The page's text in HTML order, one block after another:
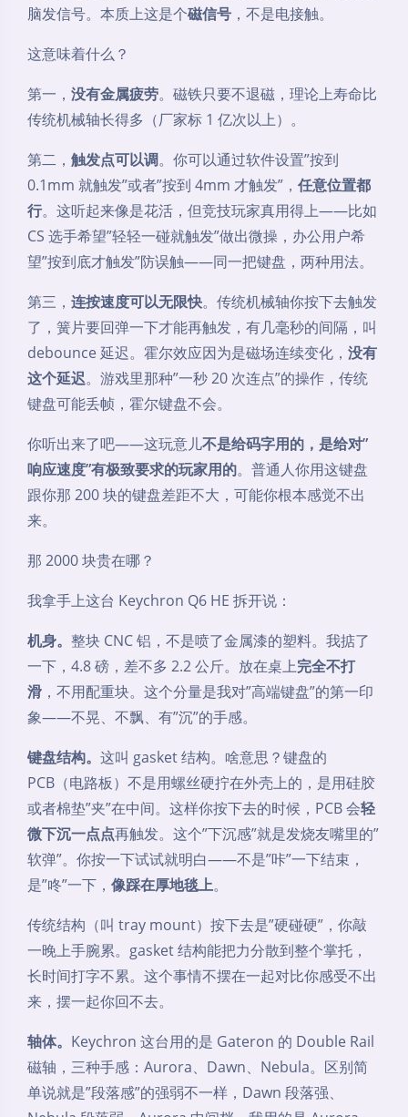
脑发信号。本质上这是个磁信号 ，不是电接触。
这意味着什么？
第一， 没有金属疲劳。磁铁只要不退磁，理论上寿命比
传统机械轴长得多（厂家标 1 亿次以上）。
第二， 触发点可以调。你可以通过软件设置”按到
0.1mm 就触发”或者”按到 4mm 才触发”， 任意位置都
行。这听起来像是花活，但竞技玩家真用得上——比如
CS 选手希望”轻轻一碰就触发”做出微操，办公用户希
望”按到底才触发”防误触——同一把键盘，两种用法。
第三， 连按速度可以无限快。传统机械轴你按下去触发
了，簧片要回弹一下才能再触发，有几毫秒的间隔，叫
debounce 延迟。霍尔效应因为是磁场连续变化， 没有
这个延迟。游戏里那种”一秒 20 次连点”的操作，传统
键盘可能丢帧，霍尔键盘不会。
你听出来了吧——这玩意儿不是给码字用的，是给对”
响应速度”有极致要求的玩家用的。普通人你用这键盘
跟你那 200 块的键盘差距不大，可能你根本感觉不出
来。
那 2000 块贵在哪？
我拿手上这台 Keychron Q6 HE 拆开说：
机身。 整块 CNC 铝，不是喷了金属漆的塑料。我掂了
一下，4.8 磅，差不多 2.2 公斤。放在桌上完全不打
滑 ，不用配重块。这个分量是我对”高端键盘”的第一印
象——不晃、不飘、有”沉”的手感。
键盘结构。 这叫 gasket 结构。啥意思？键盘的
PCB（电路板）不是用螺丝硬拧在外壳上的，是用硅胶
或者棉垫”夹”在中间。这样你按下去的时候，PCB 会轻
微下沉一点点再触发。这个”下沉感”就是发烧友嘴里的”
软弹”。你按一下试试就明白——不是”咔”一下结束，
是”咚”一下， 像踩在厚地毯上。
传统结构（叫 tray mount）按下去是”硬碰硬”，你敲
一晚上手腕累。gasket 结构能把力分散到整个掌托，
长时间打字不累。这个事情不摆在一起对比你感受不出
来，摆一起你回不去。
轴体。 Keychron 这台用的是 Gateron 的 Double Rail
磁轴，三种手感：Aurora、Dawn、Nebula。区别简
单说就是”段落感”的强弱不一样，Dawn 段落强、